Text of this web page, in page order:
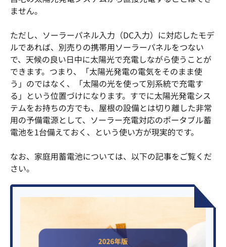
ません。
ただし、ソーラーパネル入力（DC入力）に対応したモデ
ルであれば、別売りの携帯用ソーラーパネルをつない
で、天候の良い日中に太陽光で充電しながら使うことが
できます。つまり、「太陽光発電の電気をそのまま使
う」のではなく、「太陽の光を使って別系統で充電す
る」という位置づけになります。すでに太陽光発電シス
テムをお持ちの方でも、屋根の設備とは切り離した非常
用の予備電源として、ソーラー充電対応のポータブル蓄
電池を1台備えておく、という使い方が現実的です。
なお、家庭用蓄電池については、以下の記事をご覧くだ
さい。